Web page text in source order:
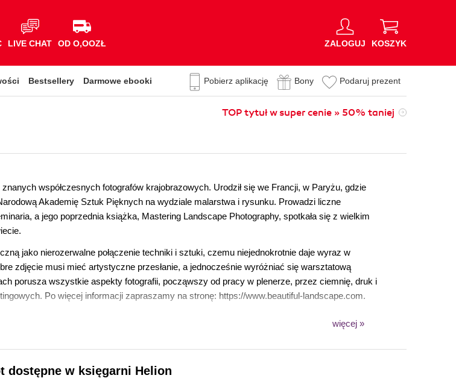
LIVE CHAT OD O,OOZŁ ZALOGUJ KOSZYK
Bestsellery Darmowe ebooki Pobierz aplikację Bony Podaruj prezent
TOP tytuł w super cenie » 50% taniej
współczesnych fotografów krajobrazowych. Urodził się we Francji, w Paryżu, gdzie
Akademię Sztuk Pięknych na wydziale malarstwa i rysunku. Prowadzi liczne
a jego poprzednia książka, Mastering Landscape Photography, spotkała się z wielkim
jako nierozerwalne połączenie techniki i sztuki, czemu niejednokrotnie daje wyraz w
zdjęcie musi mieć artystyczne przesłanie, a jednocześnie wyróżniać się warsztatową
porusza wszystkie aspekty fotografii, począwszy od pracy w plenerze, przez ciemnię, druk i
Po więcej informacji zapraszamy na stronę: https://www.beautiful-landscape.com.
więcej »
dostępne w księgarni Helion